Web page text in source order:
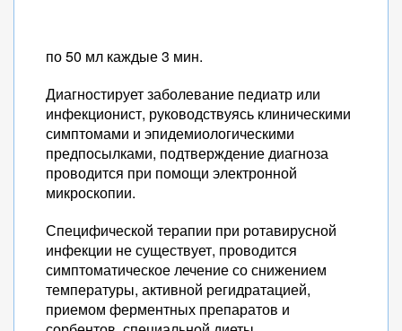
по 50 мл каждые 3 мин.
Диагностирует заболевание педиатр или
инфекционист, руководствуясь клиническими
симптомами и эпидемиологическими
предпосылками, подтверждение диагноза
проводится при помощи электронной
микроскопии.
Специфической терапии при ротавирусной
инфекции не существует, проводится
симптоматическое лечение со снижением
температуры, активной регидратацией,
приемом ферментных препаратов и